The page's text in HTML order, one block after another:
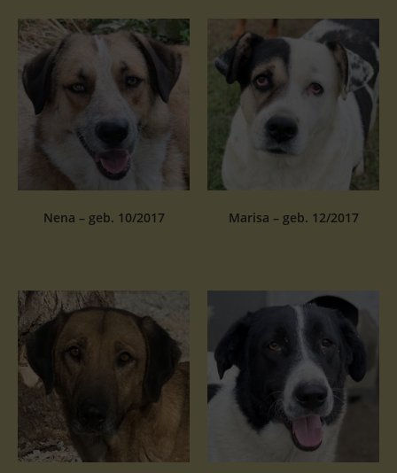
Nena – geb. 10/2017 Marisa – geb. 12/2017